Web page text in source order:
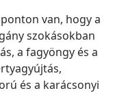
van, hogy a
szokásokban
a fagyöngy és a
és a karácsonyi